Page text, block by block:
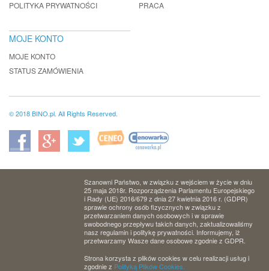
POLITYKA PRYWATNOŚCI
PRACA
MOJE KONTO
MOJE KONTO
STATUS ZAMÓWIENIA
© 2018 BINO.pl. All Rights Reserved.
Szanowni Państwo, w związku z wejściem w życie w dniu
25 maja 2018r. Rozporządzenia Parlamentu Europejskiego
i Rady (UE) 2016/679 z dnia 27 kwietnia 2016 r. (GDPR)
sprawie ochrony osób fizycznych w związku z
przetwarzaniem danych osobowych i w sprawie
swobodnego przepływu takich danych, zaktualizowaliśmy
nasz regulamin i politykę prywatności. Informujemy, iż
przetwarzamy Wasze dane osobowe zgodnie z GDPR.
Strona korzysta z plików cookies w celu realizacji usług i
zgodnie z Polityką Plików Cookies.